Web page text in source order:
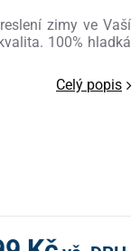
zimy ve Vaší
100% hladká
Celý popis